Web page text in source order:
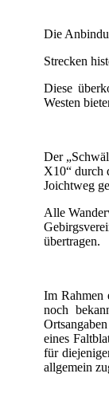
Die
Strecken
Diese
Westen
Der
X10“ durch
Joichtweg
Alle
übertragen.
Im Rahmen
noch
eines
für
allgemein